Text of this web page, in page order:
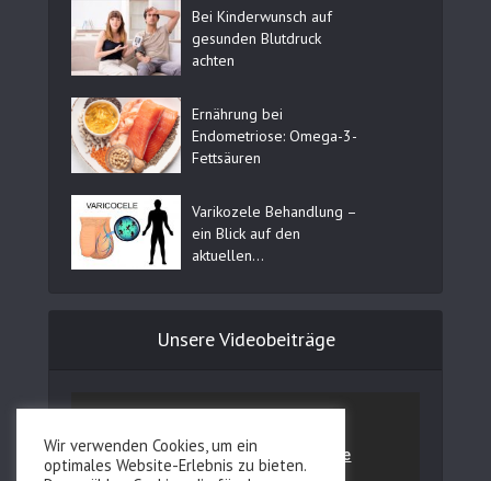
Bei Kinderwunsch auf
gesunden Blutdruck
achten
Ernährung bei
Endometriose: Omega-3-
Fettsäuren
Varikozele Behandlung –
ein Blick auf den
aktuellen...
Unsere Videobeiträge
Wir verwenden Cookies, um ein
optimales Website-Erlebnis zu bieten.